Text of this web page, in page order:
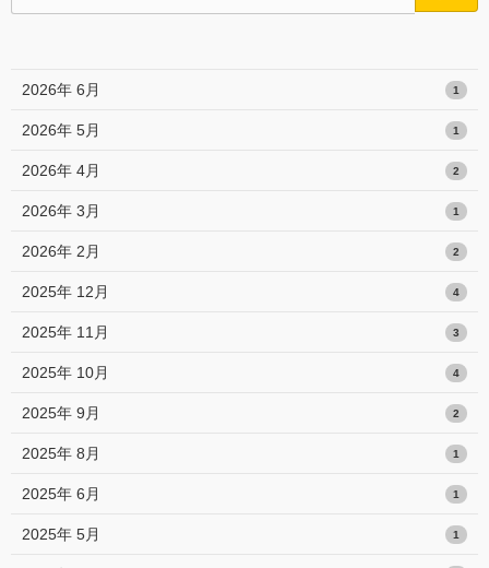
2026年 6月 1
2026年 5月 1
2026年 4月 2
2026年 3月 1
2026年 2月 2
2025年 12月 4
2025年 11月 3
2025年 10月 4
2025年 9月 2
2025年 8月 1
2025年 6月 1
2025年 5月 1